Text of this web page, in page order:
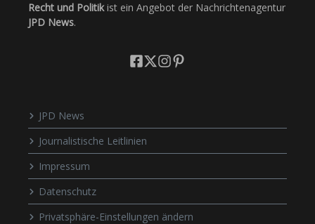
Recht und Politikist ein Angebot der Nachrichtenagentur
JPD News.
JPD News
Journalistische Leitlinien
Impressum
Datenschutz
Privatsphäre-Einstellungen ändern